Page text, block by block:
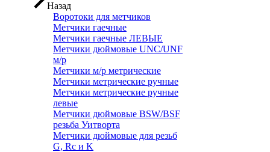
Назад
Воротоки для метчиков
Метчики гаечные
Метчики гаечные ЛЕВЫЕ
Метчики дюймовые UNC/UNF
м/р
Метчики м/р метрические
Метчики метрические ручные
Метчики метрические ручные
левые
Метчики дюймовые BSW/BSF
резьба Уитворта
Метчики дюймовые для резьб
G, Rc и K